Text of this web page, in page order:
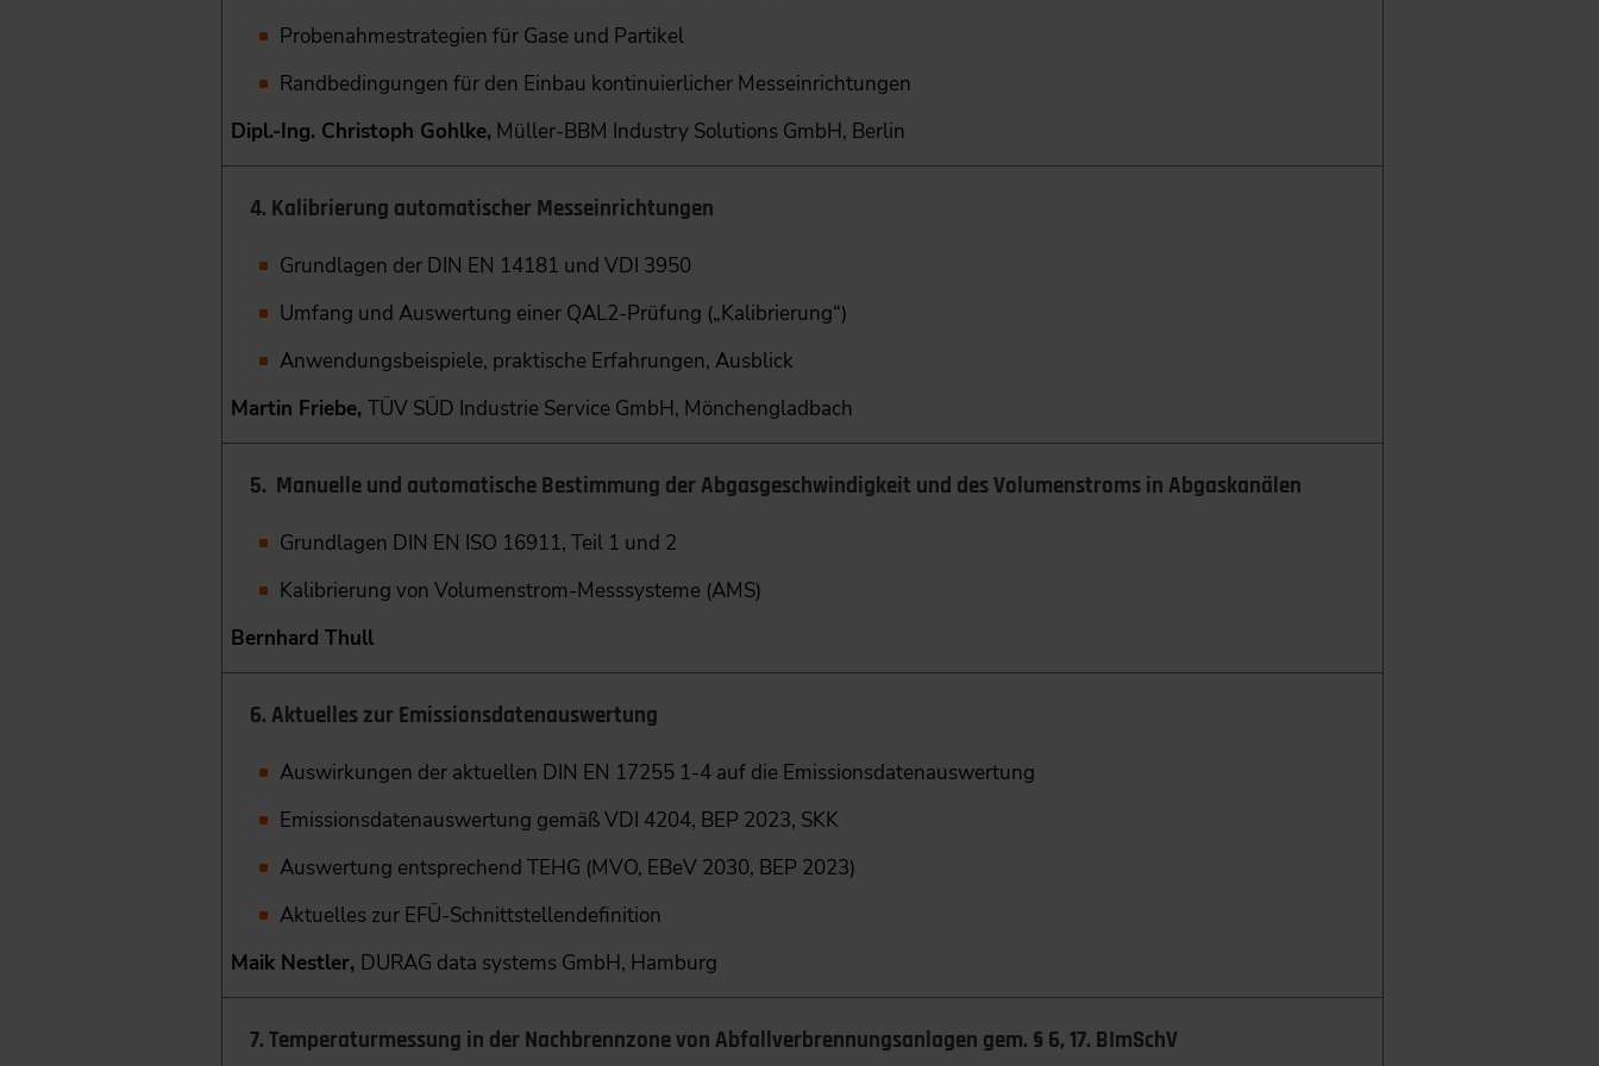
Probenahmestrategien für Gase und Partikel
Randbedingungen für den Einbau kontinuierlicher ­Messeinrichtungen
Dipl.-Ing. Christoph Gohlke, Müller-BBM Industry Solutions GmbH, Berlin
4. Kalibrierung automatischer Messeinrichtungen
Grundlagen der DIN EN 14181 und VDI 3950
Umfang und Auswertung einer QAL2-Prüfung („Kalibrierung“)
Anwendungsbeispiele, praktische Erfahrungen, Ausblick
Martin Friebe, TÜV SÜD Industrie Service GmbH, Mönchengladbach
5. Manuelle und ­automatische Bestimmung der Abgas­geschwindigkeit und des Volumenstroms in Abgas­kanälen
Grundlagen DIN EN ISO 16911, Teil 1 und 2
Kalibrierung von Volumenstrom-­Messsysteme (AMS)
Bernhard Thull
6. Aktuelles zur Emissionsdatenauswertung
Auswirkungen der aktuellen DIN EN 17255 1-4 auf die Emissionsdatenauswertung
Emissionsdatenauswertung gemäß VDI 4204, BEP 2023, SKK
Auswertung entsprechend TEHG (MVO, EBeV 2030, BEP 2023)
Aktuelles zur EFÜ-Schnittstellendefinition
Maik Nestler, DURAG data systems GmbH, Hamburg
7. Temperaturmessung in der Nachbrennzone von Abfallverbrennungsanlagen gem. § 6, 17. BImSchV